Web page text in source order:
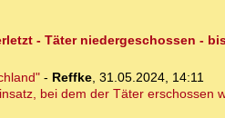
- Täter niedergeschossen -
- Reffke, 31.05.2024, 14:11
bei dem der Täter erschossen